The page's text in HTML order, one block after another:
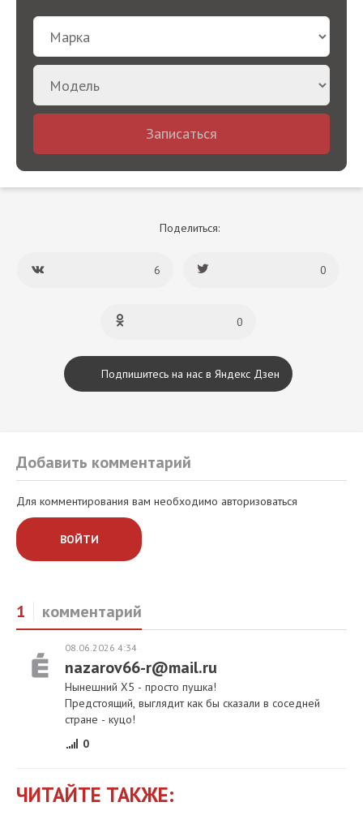
Записаться
Поделиться:
6 0
0
Подпишитесь на нас в Яндекс Дзен
Добавить комментарий
Для комментирования вам необходимо авторизоваться
ВОЙТИ
1 комментарий
08.06.2026 4:34
nazarov66-r@mail.ru
Нынешний Х5 - просто пушка!
Предстоящий, выглядит как бы сказали в соседней
стране - куцо!
0
ЧИТАЙТЕ ТАКЖЕ: